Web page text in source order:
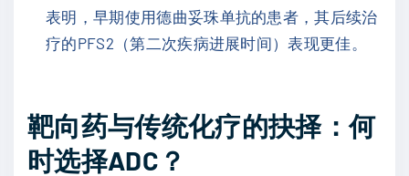
表明，早期使用德曲妥珠单抗的患者，其后续治
疗的PFS2（第二次疾病进展时间）表现更佳。
靶向药与传统化疗的抉择：何
时选择ADC？